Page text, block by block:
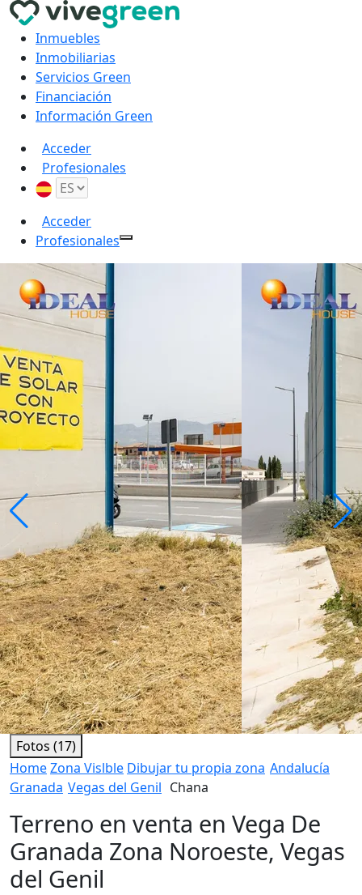
Inmuebles
Inmobiliarias
Servicios Green
Financiación
Información Green
Acceder
Profesionales
Acceder
Profesionales
Fotos (17)
HomeZona Vislble Dibujar tu propia zona Andalucía
Granada Vegas del Genil Chana
Terreno en venta en Vega De
Granada Zona Noroeste, Vegas
del Genil